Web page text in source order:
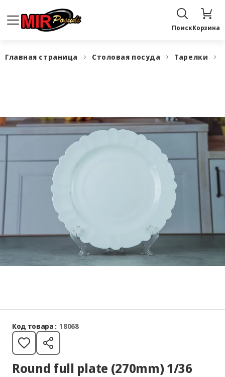
ПоискКорзина
Главная страница Столовая посуда Тарелки
Код товара : 18068
Round full plate (270mm) 1/36